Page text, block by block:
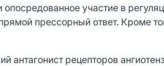
опосредованное участие в
прессорный ответ. Кроме
антагонист рецепторов